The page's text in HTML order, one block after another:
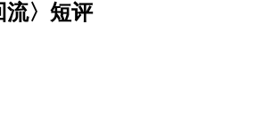
流〉短评